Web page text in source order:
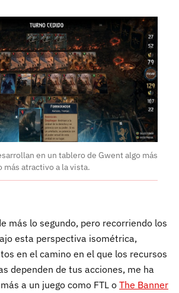
en un tablero de Gwent algo más
atractivo a la vista.
más lo segundo, pero recorriendo los
esta perspectiva isométrica,
en el camino en el que los recursos
dependen de tus acciones, me ha
a un juego como FTL o The Banner